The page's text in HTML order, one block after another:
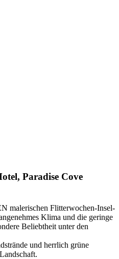
Paradise Cove
malerischen Flitterwochen-Insel-
Klima und die geringe
Beliebtheit unter den
und herrlich grüne